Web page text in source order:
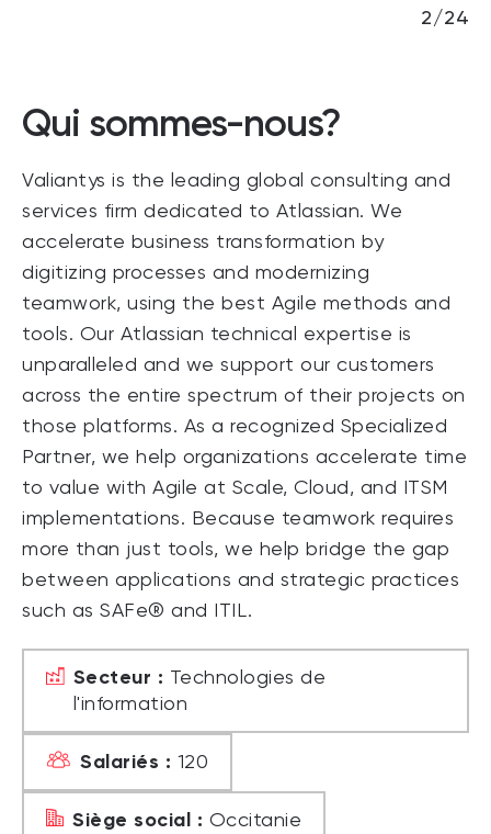
3/24
Qui sommes-nous?
Valiantys is the leading global consulting and
services firm dedicated to Atlassian. We
accelerate business transformation by
digitizing processes and modernizing
teamwork, using the best Agile methods and
tools. Our Atlassian technical expertise is
unparalleled and we support our customers
across the entire spectrum of their projects on
those platforms. As a recognized Specialized
Partner, we help organizations accelerate time
to value with Agile at Scale, Cloud, and ITSM
implementations. Because teamwork requires
more than just tools, we help bridge the gap
between applications and strategic practices
such as SAFe® and ITIL.
Secteur : Technologies de
l'information
Salariés : 120
Siège social : Occitanie